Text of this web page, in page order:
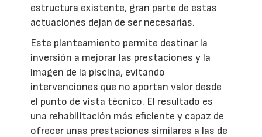
estructura existente, gran parte de estas
actuaciones dejan de ser necesarias.
Este planteamiento permite destinar la
inversión a mejorar las prestaciones y la
imagen de la piscina, evitando
intervenciones que no aportan valor desde
el punto de vista técnico. El resultado es
una rehabilitación más eficiente y capaz de
ofrecer unas prestaciones similares a las de